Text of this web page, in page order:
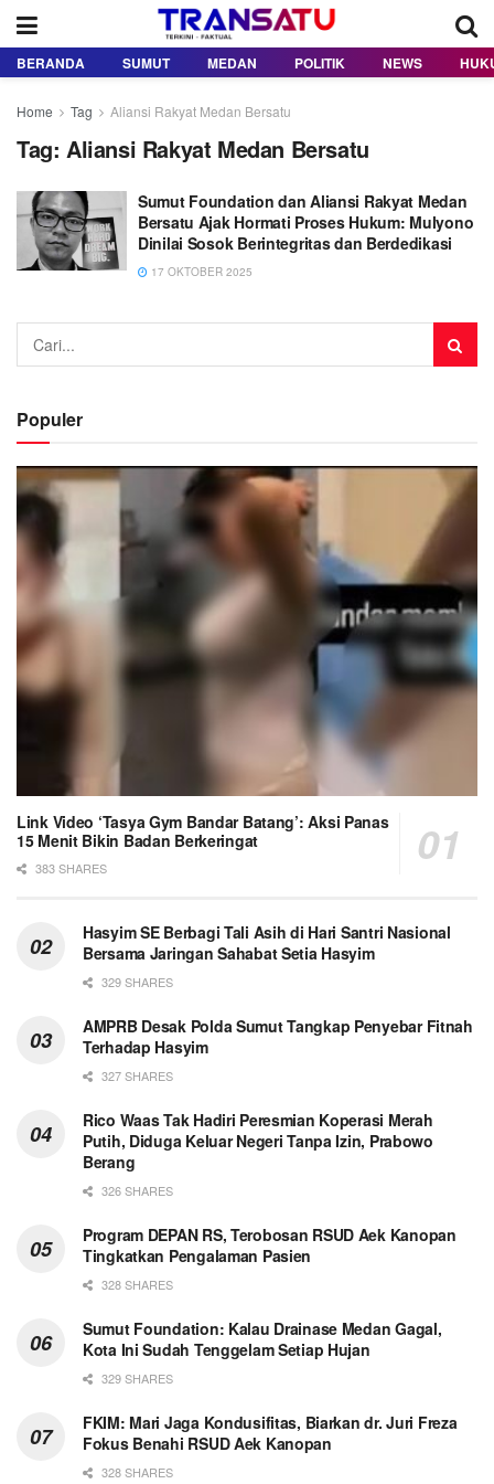
BERANDA SUMUT MEDAN POLITIK NEWS
Home Tag Aliansi Rakyat Medan Bersatu
Tag: Aliansi Rakyat Medan Bersatu
Sumut Foundation dan Aliansi Rakyat Medan
Bersatu Ajak Hormati Proses Hukum: Mulyono
Dinilai Sosok Berintegritas dan Berdedikasi
17 OKTOBER 2025
Populer
Link Video ‘Tasya Gym Bandar Batang’: Aksi Panas
15 Menit Bikin Badan Berkeringat
383 SHARES
Hasyim SE Berbagi Tali Asih di Hari Santri Nasional
Bersama Jaringan Sahabat Setia Hasyim
329 SHARES
AMPRB Desak Polda Sumut Tangkap Penyebar Fitnah
Terhadap Hasyim
327 SHARES
Rico Waas Tak Hadiri Peresmian Koperasi Merah
Putih, Diduga Keluar Negeri Tanpa Izin, Prabowo
Berang
326 SHARES
Program DEPAN RS, Terobosan RSUD Aek Kanopan
Tingkatkan Pengalaman Pasien
328 SHARES
Sumut Foundation: Kalau Drainase Medan Gagal,
Kota Ini Sudah Tenggelam Setiap Hujan
329 SHARES
FKIM: Mari Jaga Kondusifitas, Biarkan dr. Juri Freza
Fokus Benahi RSUD Aek Kanopan
328 SHARES